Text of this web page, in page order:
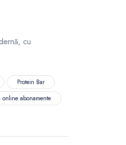
cu
Protein Bar
online abonamente